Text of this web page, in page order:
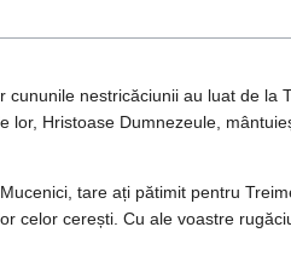
nestricăciunii au luat de
lor, Hristoase Dumnezeule,
tare ați pătimit pentru
celor cerești. Cu ale voastre